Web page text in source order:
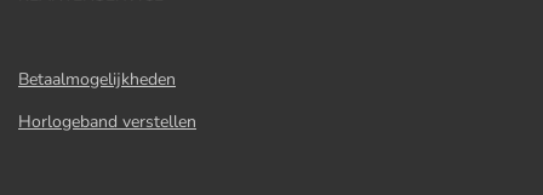
Betaalmogelijkheden
Horlogeband verstellen